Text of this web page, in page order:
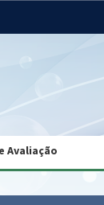
Ministério
Regional
Advocacia-
Avaliação